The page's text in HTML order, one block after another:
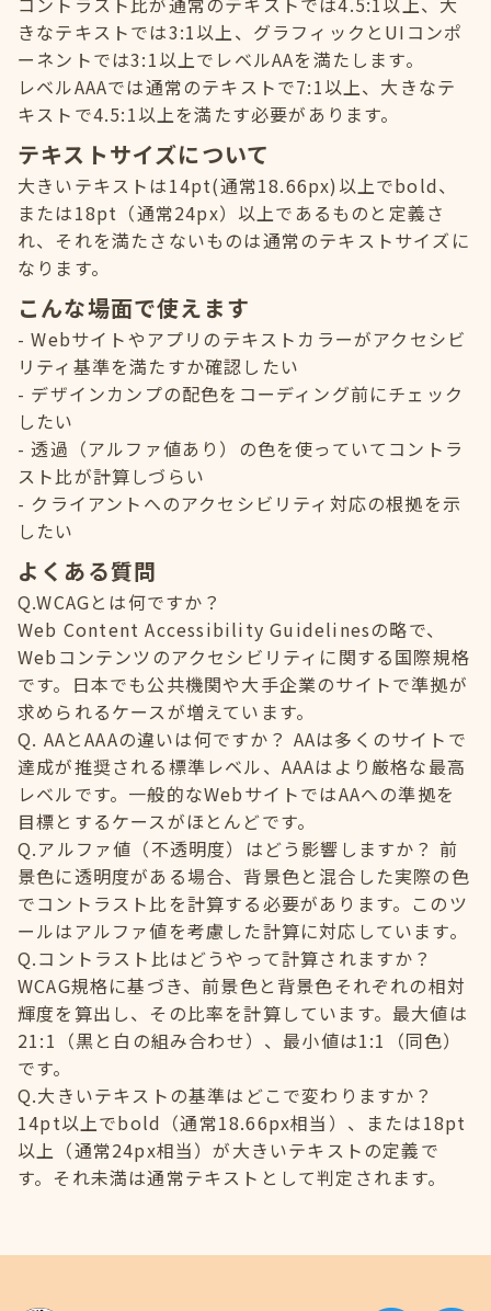
きなテキストでは3:1以上、グラフィックとUIコンポ
ーネントでは3:1以上でレベルAAを満たします。
レベルAAAでは通常のテキストで7:1以上、大きなテ
キストで4.5:1以上を満たす必要があります。
テキストサイズについて
大きいテキストは14pt(通常18.66px)以上でbold、
または18pt（通常24px）以上であるものと定義さ
れ、それを満たさないものは通常のテキストサイズに
なります。
こんな場面で使えます
Webサイトやアプリのテキストカラーがアクセシビ
リティ基準を満たすか確認したい
デザインカンプの配色をコーディング前にチェック
したい
透過（アルファ値あり）の色を使っていてコントラ
スト比が計算しづらい
クライアントへのアクセシビリティ対応の根拠を示
したい
よくある質問
Q.WCAGとは何ですか？
Web Content Accessibility Guidelinesの略で、
Webコンテンツのアクセシビリティに関する国際規格
です。日本でも公共機関や大手企業のサイトで準拠が
求められるケースが増えています。
Q. AAとAAAの違いは何ですか？ AAは多くのサイトで
達成が推奨される標準レベル、AAAはより厳格な最高
レベルです。一般的なWebサイトではAAへの準拠を
目標とするケースがほとんどです。
Q.アルファ値（不透明度）はどう影響しますか？ 前
景色に透明度がある場合、背景色と混合した実際の色
でコントラスト比を計算する必要があります。このツ
ールはアルファ値を考慮した計算に対応しています。
Q.コントラスト比はどうやって計算されますか？
WCAG規格に基づき、前景色と背景色それぞれの相対
輝度を算出し、その比率を計算しています。最大値は
21:1（黒と白の組み合わせ）、最小値は1:1（同色）
です。
Q.大きいテキストの基準はどこで変わりますか？
14pt以上でbold（通常18.66px相当）、または18pt
以上（通常24px相当）が大きいテキストの定義で
す。それ未満は通常テキストとして判定されます。